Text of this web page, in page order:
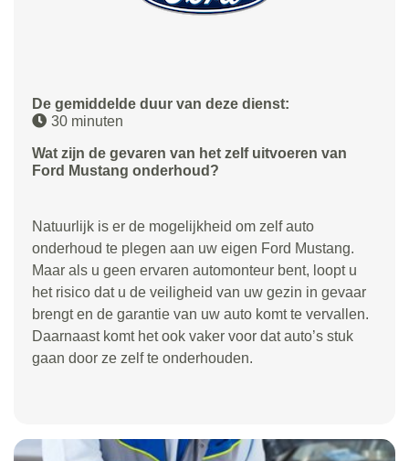
De gemiddelde duur van deze dienst:
30 minuten
Wat zijn de gevaren van het zelf uitvoeren van
Ford Mustang onderhoud?
Natuurlijk is er de mogelijkheid om zelf auto
onderhoud te plegen aan uw eigen Ford Mustang.
Maar als u geen ervaren automonteur bent, loopt u
het risico dat u de veiligheid van uw gezin in gevaar
brengt en de garantie van uw auto komt te vervallen.
Daarnaast komt het ook vaker voor dat auto’s stuk
gaan door ze zelf te onderhouden.